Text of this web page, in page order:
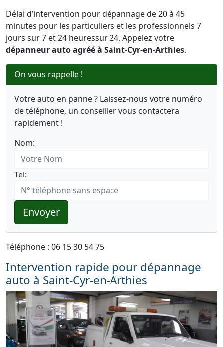
Délai d’intervention pour dépannage de 20 à 45
minutes pour les particuliers et les professionnels 7
jours sur 7 et 24 heuressur 24. Appelez votre
dépanneur auto agréé à Saint-Cyr-en-Arthies.
On vous rappelle !
Votre auto en panne ? Laissez-nous votre numéro
de téléphone, un conseiller vous contactera
rapidement !
Nom:
Tel:
Envoyer
Téléphone : 06 15 30 54 75
Intervention rapide pour dépannage
auto à Saint-Cyr-en-Arthies